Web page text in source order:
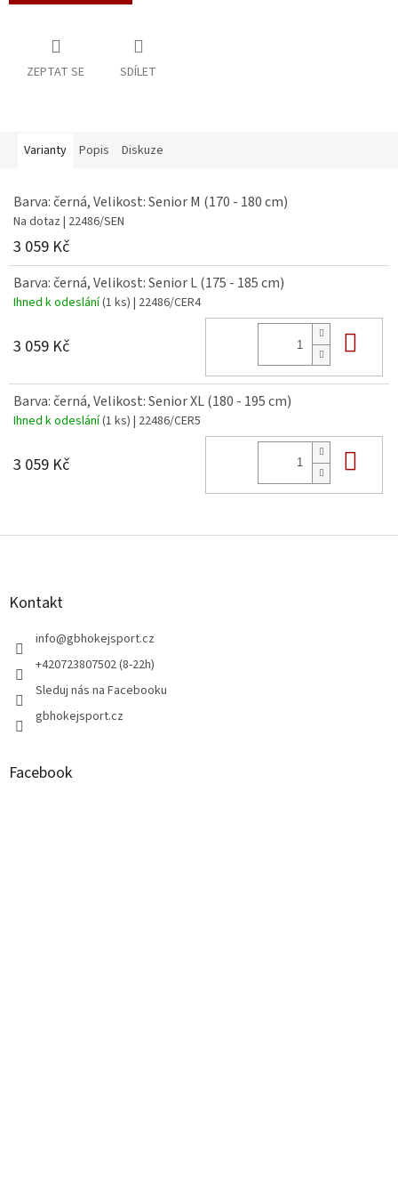
ZEPTAT SE SDÍLET
Varianty Popis Diskuze
Barva: černá, Velikost: Senior M (170 - 180 cm)
Na dotaz | 22486/SEN
3 059 Kč
Barva: černá, Velikost: Senior L (175 - 185 cm)
Ihned k odeslání(1 ks) | 22486/CER4
3 059 Kč
Barva: černá, Velikost: Senior XL (180 - 195 cm)
Ihned k odeslání(1 ks) | 22486/CER5
3 059 Kč
Z
Kontakt
info@gbhokejsport.cz
+420723807502 (8-22h)
Sleduj nás na Facebooku
gbhokejsport.cz
Facebook